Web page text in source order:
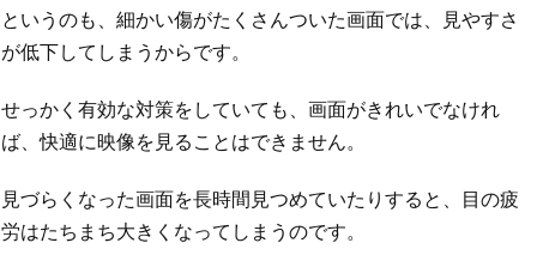
というのも、細かい傷がたくさんついた画面では、見やすさ
が低下してしまうからです。
せっかく有効な対策をしていても、画面がきれいでなけれ
ば、快適に映像を見ることはできません。
見づらくなった画面を長時間見つめていたりすると、目の疲
労はたちまち大きくなってしまうのです。